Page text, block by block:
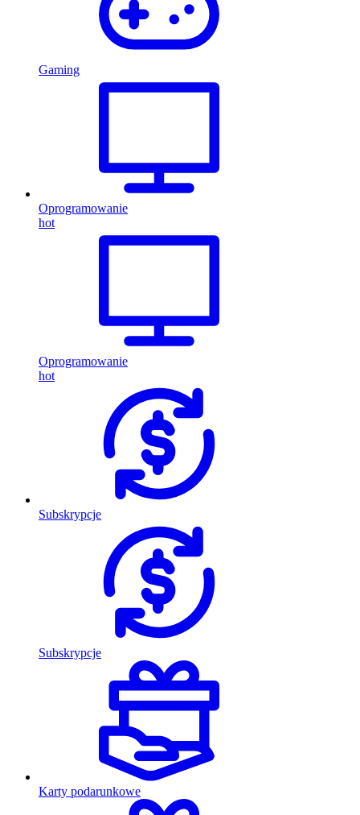
Gaming
Oprogramowanie
hot
Oprogramowanie
hot
Subskrypcje
Subskrypcje
Karty podarunkowe